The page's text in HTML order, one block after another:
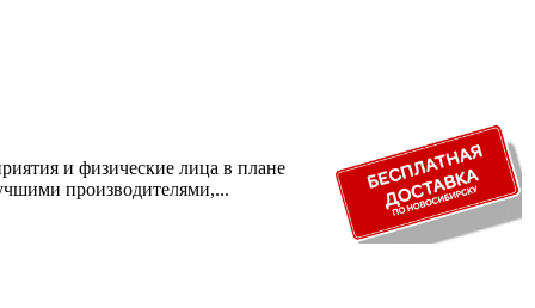
и физические лица в плане
производителями,...